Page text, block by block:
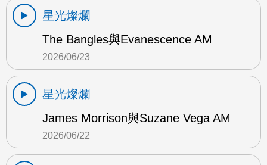
星光燦爛
The Bangles與Evanescence AM
2026/06/23
星光燦爛
James Morrison與Suzane Vega AM
2026/06/22